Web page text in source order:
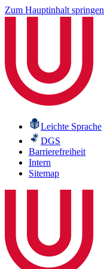
Zum Hauptinhalt springen
Leichte Sprache
DGS
Barrierefreiheit
Intern
Sitemap